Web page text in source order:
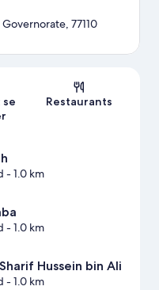
77110
se
Restaurants
- 1.0 km
- 1.0 km
Hussein bin Ali
- 1.0 km